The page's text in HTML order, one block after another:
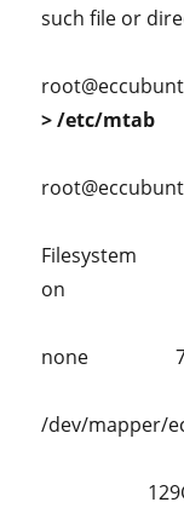
such file or
> /etc/mtab
Filesystem
on
none
/dev/mapper/